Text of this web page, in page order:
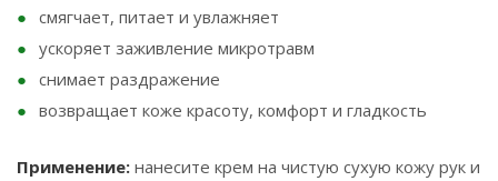
смягчает, питает и увлажняет
ускоряет заживление микротравм
снимает раздражение
возвращает коже красоту, комфорт и гладкость
Применение: нанесите крем на чистую сухую кожу рук и